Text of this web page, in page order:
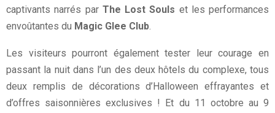
captivants narrés par The Lost Souls et les performances
envoûtantes du Magic Glee Club.
Les visiteurs pourront également tester leur courage en
passant la nuit dans l’un des deux hôtels du complexe, tous
deux remplis de décorations d’Halloween effrayantes et
d’offres saisonnières exclusives ! Et du 11 octobre au 9